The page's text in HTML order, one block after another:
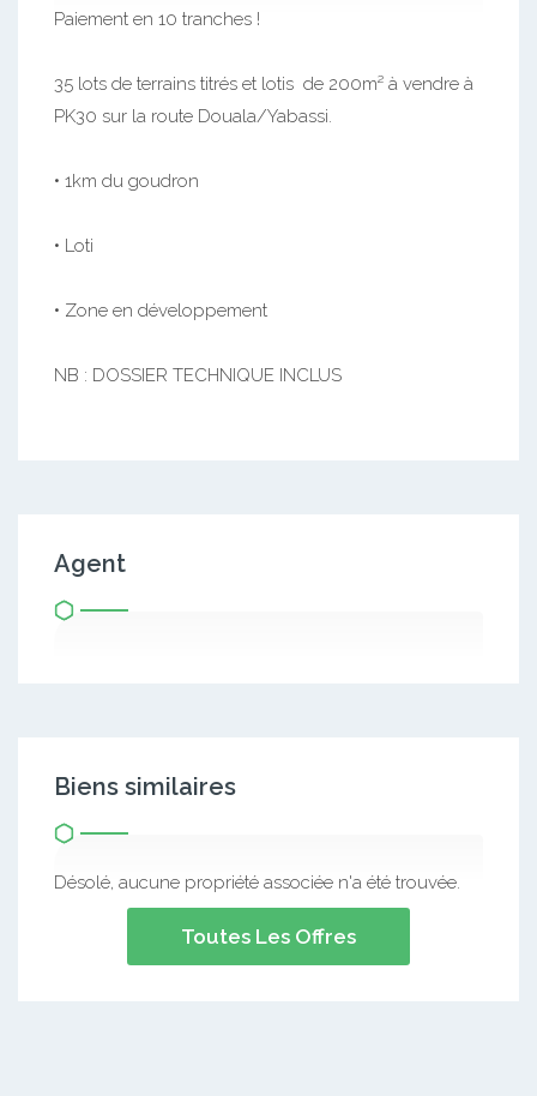
Paiement en 10 tranches !
35 lots de terrains titrés et lotis de 200m² à vendre à
PK30 sur la route Douala/Yabassi.
• 1km du goudron
• Loti
• Zone en développement
NB : DOSSIER TECHNIQUE INCLUS
Agent
Biens similaires
Désolé, aucune propriété associée n'a été trouvée.
Toutes Les Offres